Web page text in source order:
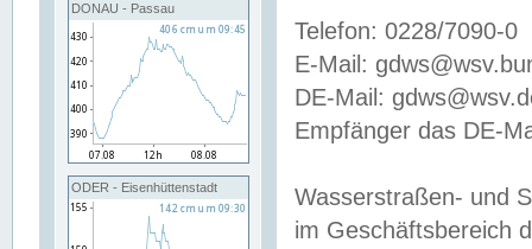
DONAU - Passau
ODER - Eisenhüttenstadt
Telefon: 0228/7090-0
E-Mail:
DE-Mail:
Empfänger das DE-
Wasserstraßen- und
im Geschäftsbereich